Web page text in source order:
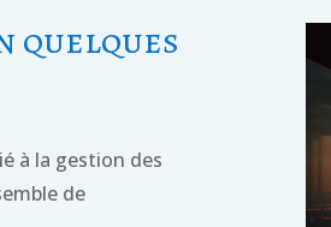
quelques
à la gestion des
de